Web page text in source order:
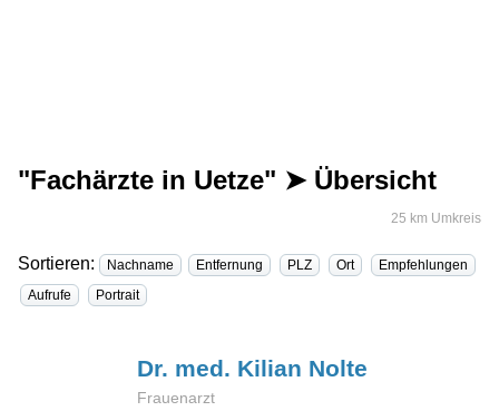
"Fachärzte in Uetze" ➤ Übersicht
25 km Umkreis
Sortieren: Nachname Entfernung PLZ Ort
Empfehlungen
Aufrufe
Portrait
Dr. med. Kilian Nolte
Frauenarzt